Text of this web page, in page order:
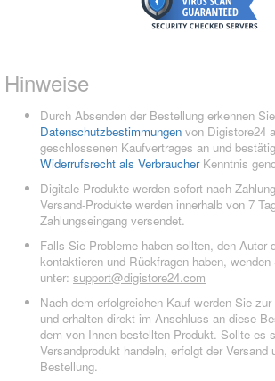
Hinweise
Durch Absenden der Bestellung erkennen
Datenschutzbestimmungen von Digistore24
geschlossenen Kaufvertrages an und
Widerrufsrecht als VerbraucherKenntnis
Digitale Produkte werden sofort nach
Versand-Produkte werden innerhalb von 7
Zahlungseingang versendet.
Falls Sie Probleme haben sollten, den Autor
kontaktieren und Rückfragen haben,
unter: support@digistore24.com
Nach dem erfolgreichen Kauf werden Sie
und erhalten direkt im Anschluss an diese
dem von Ihnen bestellten Produkt. Sollte es
Versandprodukt handeln, erfolgt der Versand
Bestellung.